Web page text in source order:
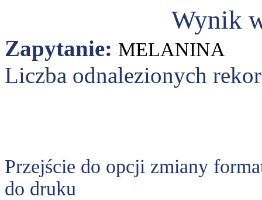
Wynik
Zapytanie: MELANINA
Liczba odnalezionych
Przejście do opcji zmiany
do druku